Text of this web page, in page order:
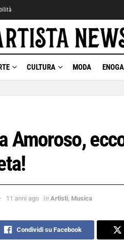
CULTURA MODA
Amoroso,
11 anni ago in Artisti Musica
Condividi su Facebook